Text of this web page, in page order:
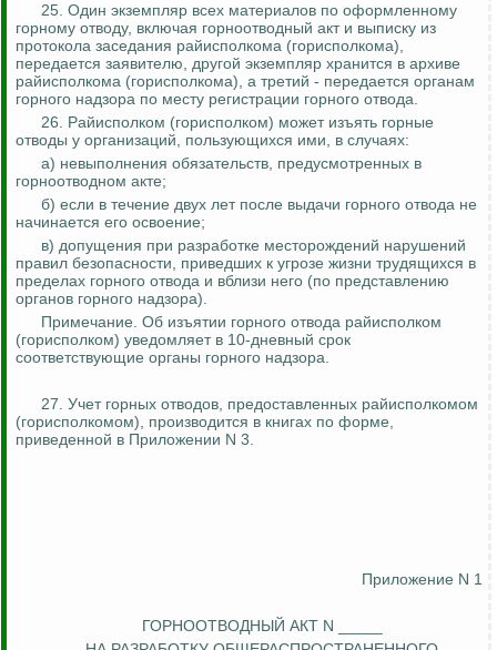
25. Один экземпляр всех материалов по оформленному
горному отводу, включая горноотводный акт и выписку из
протокола заседания райисполкома (горисполкома),
передается заявителю, другой экземпляр хранится в архиве
райисполкома (горисполкома), а третий - передается органам
горного надзора по месту регистрации горного отвода.
26. Райисполком (горисполком) может изъять горные
отводы у организаций, пользующихся ими, в случаях:
а) невыполнения обязательств, предусмотренных в
горноотводном акте;
б) если в течение двух лет после выдачи горного отвода не
начинается его освоение;
в) допущения при разработке месторождений нарушений
правил безопасности, приведших к угрозе жизни трудящихся в
пределах горного отвода и вблизи него (по представлению
органов горного надзора).
Примечание. Об изъятии горного отвода райисполком
(горисполком) уведомляет в 10-дневный срок
соответствующие органы горного надзора.
27. Учет горных отводов, предоставленных райисполкомом
(горисполкомом), производится в книгах по форме,
приведенной в Приложении N 3.
Приложение N 1
ГОРНООТВОДНЫЙ АКТ N _____